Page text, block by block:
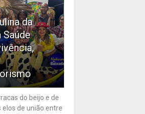
da
Saúde
do beijo e de
de união entre